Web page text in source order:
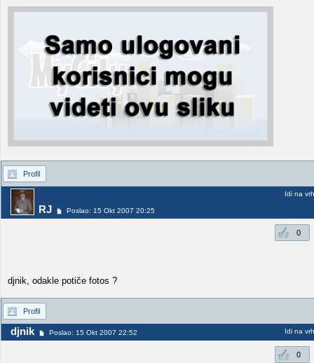
Profil
RJ Poslao: 15 Okt 2007 20:25
Idi na vrh
0
djnik, odakle potiče fotos ?
Profil
djnik Poslao: 15 Okt 2007 22:52 Idi na vrh
0